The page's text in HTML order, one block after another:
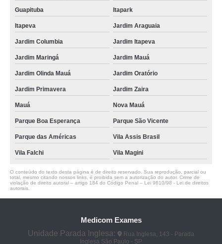
Guapituba Itapark
Itapeva Jardim Araguaia
Jardim Columbia Jardim Itapeva
Jardim Maringá Jardim Mauá
Jardim Olinda Mauá Jardim Oratório
Jardim Primavera Jardim Zaira
Mauá Nova Mauá
Parque Boa Esperança Parque São Vicente
Parque das Américas Vila Assis Brasil
Vila Falchi Vila Magini
O conteúdo do texto desta página é de direito reservado. Sua reprodução, parcial ou
total, mesmo citando nossos links, é proibida sem a autorização do autor. Crime de
violação de direito autoral – artigo 184 do Código Penal – Lei 9610/98 - Lei de direitos
autorais
Medicom Exames
Unidade Parada Inglesa:
Rua Inglesa, 143 - Parada
Inglesa São Paulo - SP